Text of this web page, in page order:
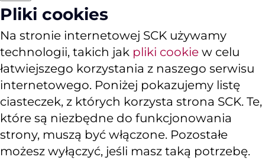
Pliki cookies
Na stronie internetowej SCK używamy
technologii, takich jak pliki cookie w celu
łatwiejszego korzystania z naszego serwisu
internetowego. Poniżej pokazujemy listę
ciasteczek, z których korzysta strona SCK. Te,
które są niezbędne do funkcjonowania
strony, muszą być włączone. Pozostałe
możesz wyłączyć, jeśli masz taką potrzebę.